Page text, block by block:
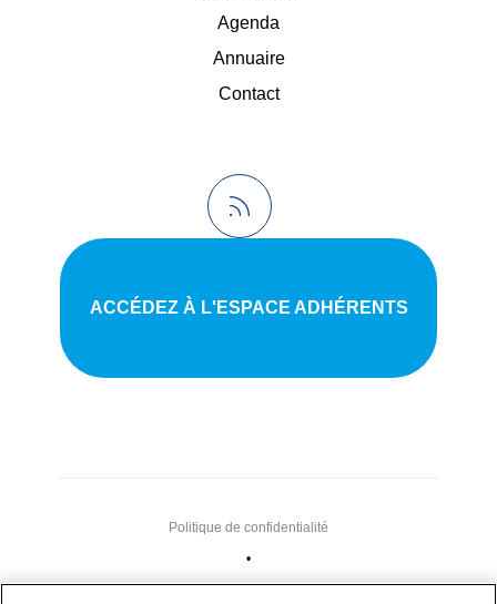
Agenda
Annuaire
Contact
ACCÉDEZ À L'ESPACE ADHÉRENTS
Nous contacter
•
Politique de confidentialité